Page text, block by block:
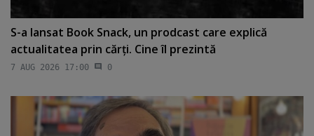
S-a lansat Book Snack, un prodcast care explică
actualitatea prin cărţi. Cine îl prezintă
7 AUG 2026 17:00 0